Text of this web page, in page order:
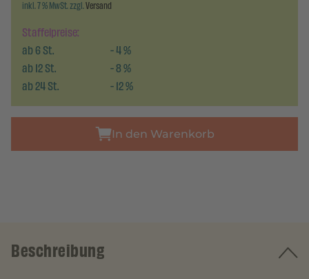
Staffelpreise:
ab6St. -4%
ab12St. -8%
ab24St. -12%
inkl. 7 % MwSt. zzgl.Versand
In den Warenkorb
Beschreibung